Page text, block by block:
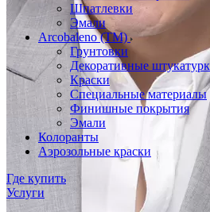
Шпатлевки
Эмали
Arcobaleno (ТМ)
Грунтовки
Декоративные
Краски
Специальные материалы
Финишные покрытия
Эмали
Колоранты
Аэрозольные краски
Где купить
Услуги